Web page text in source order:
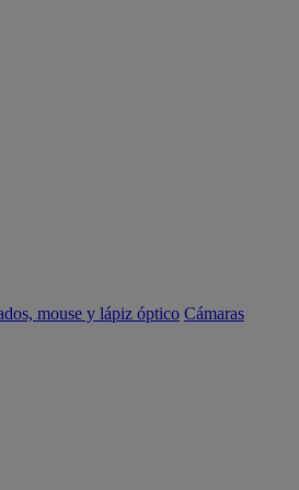
mouse y lápiz óptico Cámaras